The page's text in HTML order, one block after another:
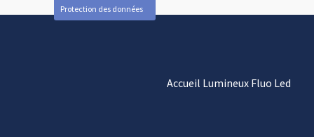
Protection des données
Accueil Lumineux Fluo Led